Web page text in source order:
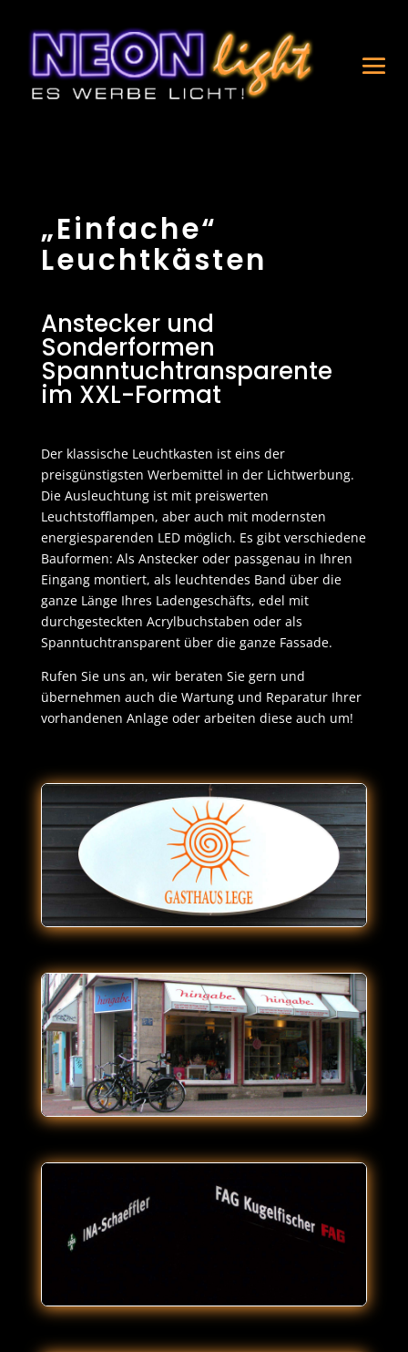
„Einfache“
Leuchtkästen
Anstecker und
Sonderformen
Spanntuchtransparente
im XXL-Format
Der klassische Leuchtkasten ist eins der
preisgünstigsten Werbemittel in der Lichtwerbung.
Die Ausleuchtung ist mit preiswerten
Leuchtstofflampen, aber auch mit modernsten
energiesparenden LED möglich. Es gibt verschiedene
Bauformen: Als Anstecker oder passgenau in Ihren
Eingang montiert, als leuchtendes Band über die
ganze Länge Ihres Ladengeschäfts, edel mit
durchgesteckten Acrylbuchstaben oder als
Spanntuchtransparent über die ganze Fassade.
Rufen Sie uns an, wir beraten Sie gern und
übernehmen auch die Wartung und Reparatur Ihrer
vorhandenen Anlage oder arbeiten diese auch um!